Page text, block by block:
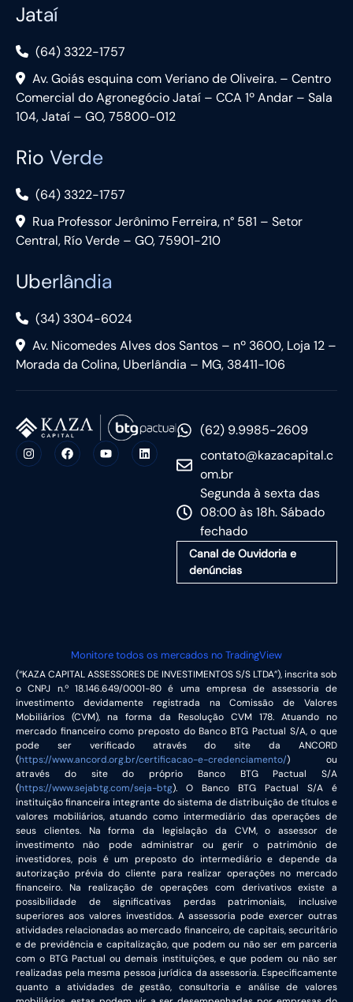
Jataí
(64) 3322-1757
Av. Goiás esquina com Veriano de Oliveira. – Centro
Comercial do Agronegócio Jataí – CCA 1º Andar – Sala
104, Jataí – GO, 75800-012
Rio Verde
(64) 3322-1757
Rua Professor Jerônimo Ferreira, n° 581 – Setor
Central, Río Verde – GO, 75901-210
Uberlândia
(34) 3304-6024
Av. Nicomedes Alves dos Santos – nº 3600, Loja 12 –
Morada da Colina, Uberlândia – MG, 38411-106
(62) 9.9985-2609
contato@kazacapital.c
om.br
Segunda à sexta das
08:00 às 18h. Sábado
fechado
Canal de Ouvidoria e
denúncias
Monitore todos os mercados no TradingView
(“KAZA CAPITAL ASSESSORES DE INVESTIMENTOS S/S LTDA”), inscrita sob
o CNPJ n.º 18.146.649/0001-80 é uma empresa de assessoria de
investimento devidamente registrada na Comissão de Valores
Mobiliários (CVM), na forma da Resolução CVM 178. Atuando no
mercado financeiro como preposto do Banco BTG Pactual S/A, o que
pode ser verificado através do site da ANCORD
(https://www.ancord.org.br/certificacao-e-credenciamento/) ou
através do site do próprio Banco BTG Pactual S/A
(https://www.sejabtg.com/seja-btg). O Banco BTG Pactual S/A é
instituição financeira integrante do sistema de distribuição de títulos e
valores mobiliários, atuando como intermediário das operações de
seus clientes. Na forma da legislação da CVM, o assessor de
investimento não pode administrar ou gerir o patrimônio de
investidores, pois é um preposto do intermediário e depende da
autorização prévia do cliente para realizar operações no mercado
financeiro. Na realização de operações com derivativos existe a
possibilidade de significativas perdas patrimoniais, inclusive
superiores aos valores investidos. A assessoria pode exercer outras
atividades relacionadas ao mercado financeiro, de capitais, securitário
e de previdência e capitalização, que podem ou não ser em parceria
com o BTG Pactual ou demais instituições, e que podem ou não ser
realizadas pela mesma pessoa jurídica da assessoria. Especificamente
quanto a atividades de gestão, consultoria e análise de valores